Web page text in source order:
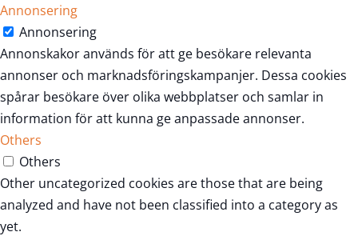
Annonsering
Annonsering
Annonskakor används för att ge besökare relevanta
annonser och marknadsföringskampanjer. Dessa cookies
spårar besökare över olika webbplatser och samlar in
information för att kunna ge anpassade annonser.
Others
Others
Other uncategorized cookies are those that are being
analyzed and have not been classified into a category as
yet.